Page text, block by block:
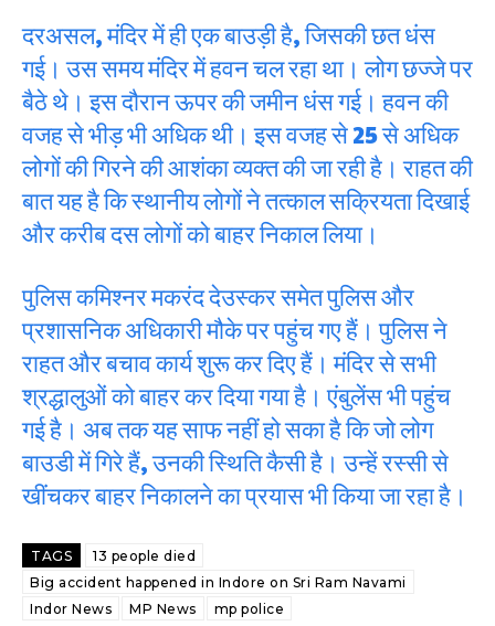
दरअसल, मंदिर में ही एक बाउड़ी है, जिसकी छत धंस
गई। उस समय मंदिर में हवन चल रहा था। लोग छज्जे पर
बैठे थे। इस दौरान ऊपर की जमीन धंस गई। हवन की
वजह से भीड़ भी अधिक थी। इस वजह से 25 से अधिक
लोगों की गिरने की आशंका व्यक्त की जा रही है। राहत की
बात यह है कि स्थानीय लोगों ने तत्काल सक्रियता दिखाई
और करीब दस लोगों को बाहर निकाल लिया।
पुलिस कमिश्नर मकरंद देउस्कर समेत पुलिस और
प्रशासनिक अधिकारी मौके पर पहुंच गए हैं। पुलिस ने
राहत और बचाव कार्य शुरू कर दिए हैं। मंदिर से सभी
श्रद्धालुओं को बाहर कर दिया गया है। एंबुलेंस भी पहुंच
गई है। अब तक यह साफ नहीं हो सका है कि जो लोग
बाउडी में गिरे हैं, उनकी स्थिति कैसी है। उन्हें रस्सी से
खींचकर बाहर निकालने का प्रयास भी किया जा रहा है।
TAGS
13 people died
Big accident happened in Indore on Sri Ram Navami
Indor News
MP News mp police